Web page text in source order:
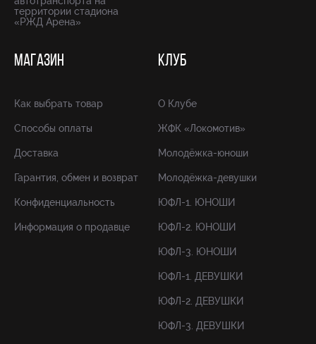
территории стадиона
«РЖД Арена»
МАГАЗИН
Как выбрать товар
Способы оплаты
Доставка
Гарантия, обмен и возврат
Конфиденциальность
Информация о продавце
КЛУБ
О Клубе
ЖФК «Локомотив»
Молодёжка-юноши
Молодёжка-девушки
ЮФЛ-1. ЮНОШИ
ЮФЛ-2. ЮНОШИ
ЮФЛ-3. ЮНОШИ
ЮФЛ-1. ДЕВУШКИ
ЮФЛ-2. ДЕВУШКИ
ЮФЛ-3. ДЕВУШКИ